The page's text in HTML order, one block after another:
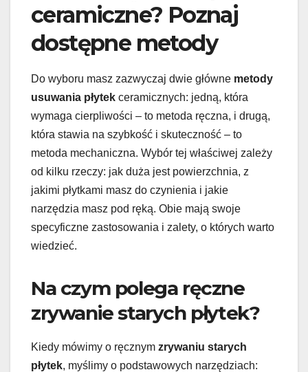
ceramiczne? Poznaj
dostępne metody
Do wyboru masz zazwyczaj dwie główne metody
usuwania płytek ceramicznych: jedną, która
wymaga cierpliwości – to metoda ręczna, i drugą,
która stawia na szybkość i skuteczność – to
metoda mechaniczna. Wybór tej właściwej zależy
od kilku rzeczy: jak duża jest powierzchnia, z
jakimi płytkami masz do czynienia i jakie
narzędzia masz pod ręką. Obie mają swoje
specyficzne zastosowania i zalety, o których warto
wiedzieć.
Na czym polega ręczne
zrywanie starych płytek?
Kiedy mówimy o ręcznym zrywaniu starych
płytek, myślimy o podstawowych narzędziach: